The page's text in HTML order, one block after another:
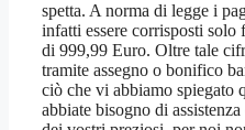
spetta. A norma di legge i
infatti essere corrisposti
di 999,99 Euro. Oltre tale
tramite assegno o bonifico
ciò che vi abbiamo spiegato
abbiate bisogno di